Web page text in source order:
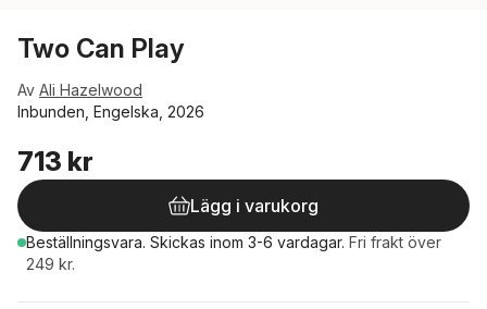
Two Can Play
Av Ali Hazelwood
Inbunden, Engelska, 2026
713 kr
Lägg i varukorg
Beställningsvara. Skickas inom 3-6 vardagar. Fri frakt över
249 kr.